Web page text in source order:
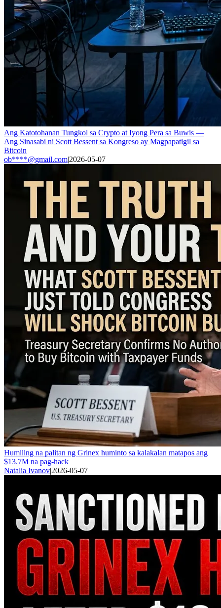
Ang Katotohanan Tungkol sa Crypto at Iyong Pera sa Buwis —
Ang Sinasabi ni Scott Bessent sa Kongreso ay Magpapatigil sa
Bitcoin
ob****@gmail.com|2026-05-07
Humiling na palitan ng Grinex huminto sa kalakalan matapos ang
$13.7M na pag-hack
Natalia Ivanov|2026-05-07